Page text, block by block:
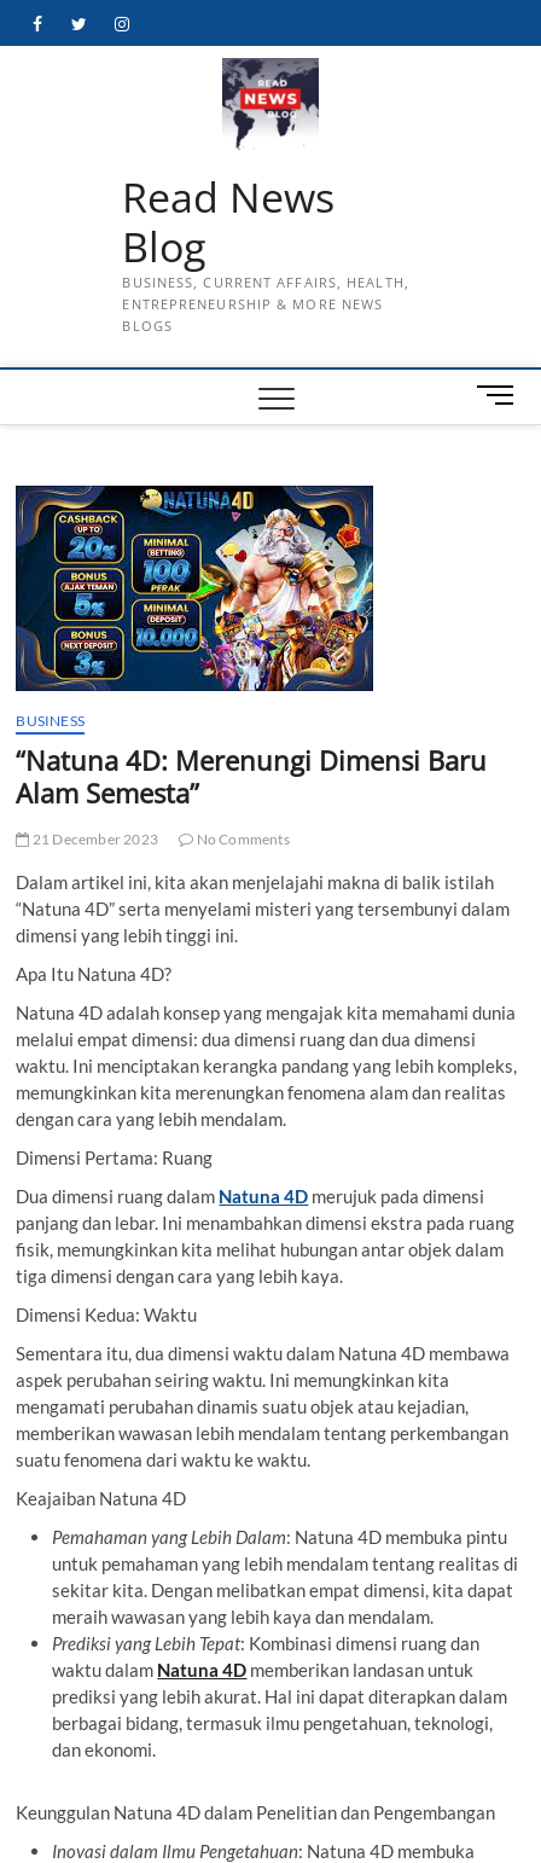
FacebookTwitterInstagram
Read News
Blog
BUSINESS, CURRENT AFFAIRS, HEALTH,
ENTREPRENEURSHIP & MORE NEWS
BLOGS
M
e
BUSINESS
“Natuna 4D: Merenungi Dimensi Baru
Alam Semesta”
21 December 2023 No Comments
Dalam artikel ini, kita akan menjelajahi makna di balik istilah
“Natuna 4D” serta menyelami misteri yang tersembunyi dalam
dimensi yang lebih tinggi ini.
Apa Itu Natuna 4D?
Natuna 4D adalah konsep yang mengajak kita memahami dunia
melalui empat dimensi: dua dimensi ruang dan dua dimensi
waktu. Ini menciptakan kerangka pandang yang lebih kompleks,
memungkinkan kita merenungkan fenomena alam dan realitas
dengan cara yang lebih mendalam.
Dimensi Pertama: Ruang
Dua dimensi ruang dalam Natuna 4D merujuk pada dimensi
panjang dan lebar. Ini menambahkan dimensi ekstra pada ruang
fisik, memungkinkan kita melihat hubungan antar objek dalam
tiga dimensi dengan cara yang lebih kaya.
Dimensi Kedua: Waktu
Sementara itu, dua dimensi waktu dalam Natuna 4D membawa
aspek perubahan seiring waktu. Ini memungkinkan kita
mengamati perubahan dinamis suatu objek atau kejadian,
memberikan wawasan lebih mendalam tentang perkembangan
suatu fenomena dari waktu ke waktu.
Keajaiban Natuna 4D
Pemahaman yang Lebih Dalam: Natuna 4D membuka pintu
untuk pemahaman yang lebih mendalam tentang realitas di
sekitar kita. Dengan melibatkan empat dimensi, kita dapat
meraih wawasan yang lebih kaya dan mendalam.
Prediksi yang Lebih Tepat: Kombinasi dimensi ruang dan
waktu dalam Natuna 4D memberikan landasan untuk
prediksi yang lebih akurat. Hal ini dapat diterapkan dalam
berbagai bidang, termasuk ilmu pengetahuan, teknologi,
dan ekonomi.
Keunggulan Natuna 4D dalam Penelitian dan Pengembangan
Inovasi dalam Ilmu Pengetahuan: Natuna 4D membuka